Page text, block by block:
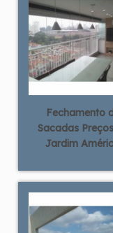
Fechamento
Sacadas
Jardim